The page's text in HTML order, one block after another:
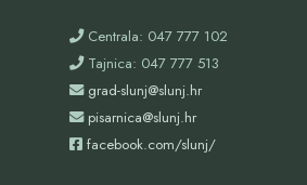
Centrala: 047 777 102
Tajnica: 047 777 513
grad-slunj@slunj.hr
pisarnica@slunj.hr
facebook.com/slunj/